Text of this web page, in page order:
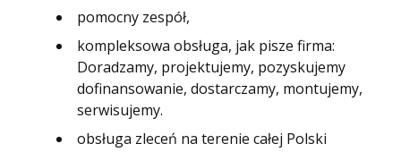
pomocny zespół,
kompleksowa obsługa, jak pisze firma:
Doradzamy, projektujemy, pozyskujemy
dofinansowanie, dostarczamy, montujemy,
serwisujemy.
obsługa zleceń na terenie całej Polski